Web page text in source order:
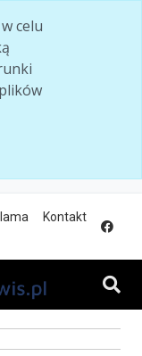
celu
Kontakt